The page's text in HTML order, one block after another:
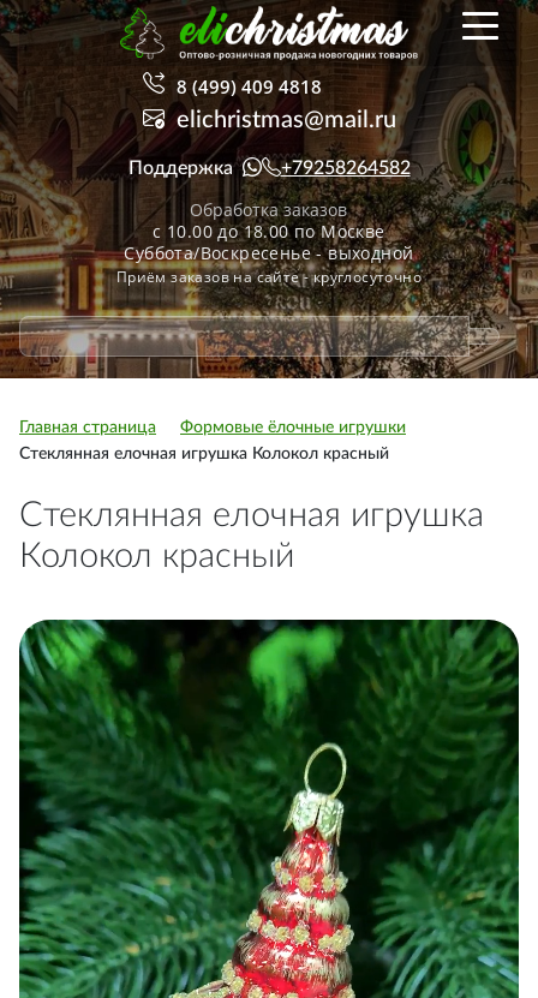
8 (499) 409 4818
elichristmas@mail.ru
Поддержка +79258264582
Обработка заказов
с 10.00 до 18.00 по Москве
Суббота/Воскресенье - выходной
Приём заказов на сайте - круглосуточно
Главная страница
Формовые ёлочные игрушки
Стеклянная елочная игрушка Колокол красный
Стеклянная елочная игрушка
Колокол красный